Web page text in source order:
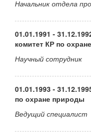
Начальник отдела
01.01.1991 -
комитет КР по
Научный сотрудник
01.01.1993 -
по охране природы
Ведущий специалист